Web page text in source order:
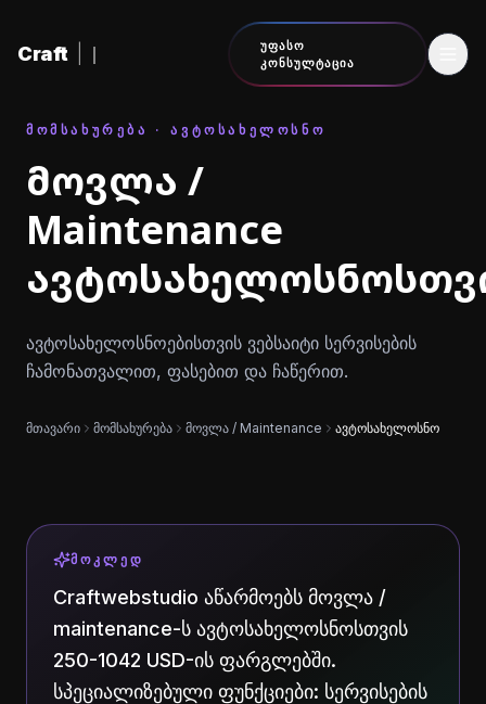
Craft
ᲣᲤᲐᲡᲝ
ᲙᲝᲜᲡᲣᲚᲢᲐᲪᲘᲐ
ᲛᲝᲛᲡᲐᲮᲣᲠᲔᲑᲐ · ᲐᲕᲢᲝᲡᲐᲮᲔᲚᲝᲡᲜᲝ
მოვლა /
Maintenance
ავტოსახელოსნოებისთვის ვებსაიტი სერვისების
ჩამონათვალით, ფასებით და ჩაწერით.
მთავარი მომსახურება მოვლა / Maintenance ავტოსახელოსნო
ᲛᲝᲙᲚᲔᲓ
Craftwebstudio აწარმოებს მოვლა /
maintenance-ს ავტოსახელოსნოსთვის
250-1042 USD-ის ფარგლებში.
სპეციალიზებული ფუნქციები: სერვისების